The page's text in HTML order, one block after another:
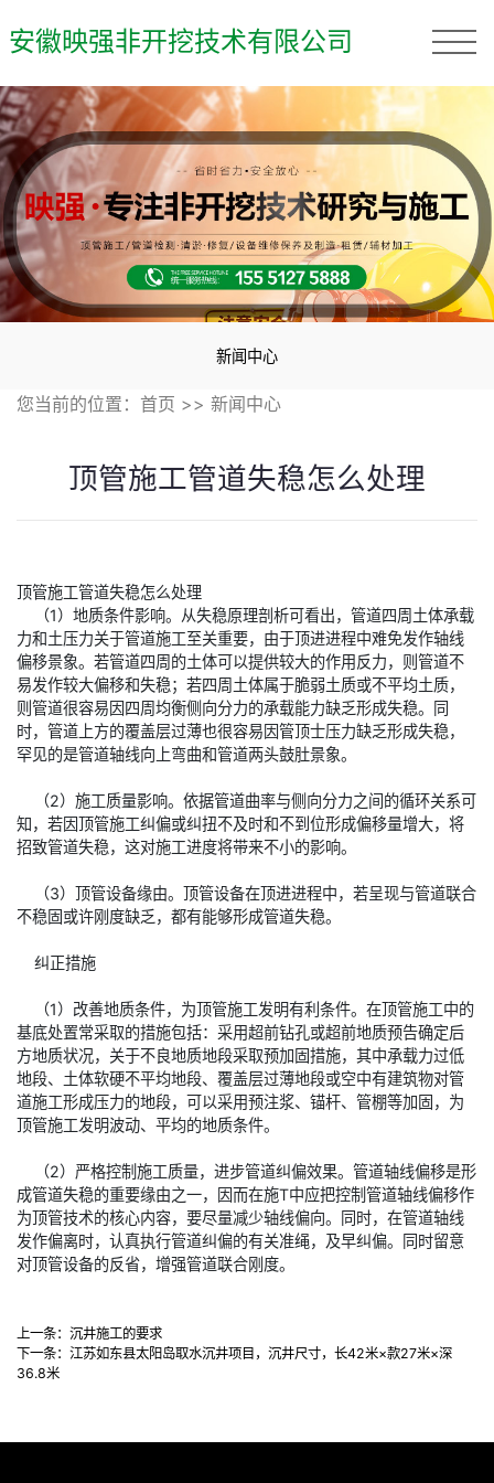
安徽映强非开挖技术有限公司
新闻中心
您当前的位置： 首页 >> 新闻中心
顶管施工管道失稳怎么处理
顶管施工管道失稳怎么处理
（1）地质条件影响。从失稳原理剖析可看出，管道四周土体承载
力和土压力关于管道施工至关重要，由于顶进进程中难免发作轴线
偏移景象。若管道四周的土体可以提供较大的作用反力，则管道不
易发作较大偏移和失稳；若四周土体属于脆弱土质或不平均土质，
则管道很容易因四周均衡侧向分力的承载能力缺乏形成失稳。同
时，管道上方的覆盖层过薄也很容易因管顶士压力缺乏形成失稳，
罕见的是管道轴线向上弯曲和管道两头鼓肚景象。
（2）施工质量影响。依据管道曲率与侧向分力之间的循环关系可
知，若因顶管施工纠偏或纠扭不及时和不到位形成偏移量增大，将
招致管道失稳，这对施工进度将带来不小的影响。
（3）顶管设备缘由。顶管设备在顶进进程中，若呈现与管道联合
不稳固或许刚度缺乏，都有能够形成管道失稳。
纠正措施
（1）改善地质条件，为顶管施工发明有利条件。在顶管施工中的
基底处置常采取的措施包括：采用超前钻孔或超前地质预告确定后
方地质状况，关于不良地质地段采取预加固措施，其中承载力过低
地段、土体软硬不平均地段、覆盖层过薄地段或空中有建筑物对管
道施工形成压力的地段，可以采用预注浆、锚杆、管棚等加固，为
顶管施工发明波动、平均的地质条件。
（2）严格控制施工质量，进步管道纠偏效果。管道轴线偏移是形
成管道失稳的重要缘由之一，因而在施T中应把控制管道轴线偏移作
为顶管技术的核心内容，要尽量减少轴线偏向。同时，在管道轴线
发作偏离时，认真执行管道纠偏的有关准绳，及早纠偏。同时留意
对顶管设备的反省，增强管道联合刚度。
上一条： 沉井施工的要求
下一条： 江苏如东县太阳岛取水沉井项目，沉井尺寸，长42米×款27米×深
36.8米